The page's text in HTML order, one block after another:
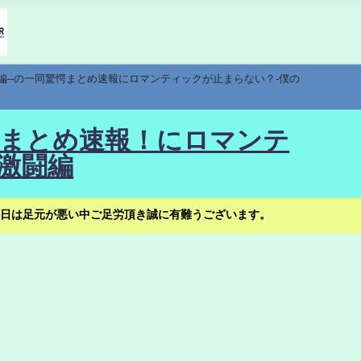
の一同驚愕まとめ速報にロマンティックが止まらない？-僕の
とめ速報！にロマンテ
闘編
足元が悪い中ご足労頂き誠に有難うございます。